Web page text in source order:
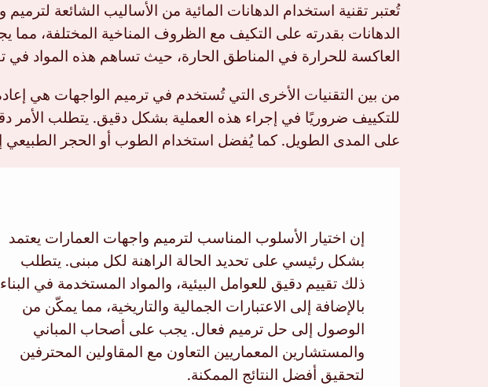
تُعتبر تقنية استخدام الدهانات المائية من الأساليب الشائعة
الدهانات بقدرته على التكيف مع الظروف المناخية المختلفة، مما
العاكسة للحرارة في المناطق الحارة، حيث تساهم هذه المواد في
من بين التقنيات الأخرى التي تُستخدم في ترميم الواجهات هي
للتكييف ضروريًا في إجراء هذه العملية بشكل دقيق. يتطلب الأمر
على المدى الطويل. كما يُفضل استخدام الطوب أو الحجر الطبيعي
إن اختيار الأسلوب المناسب لترميم واجهات العمارات يعتمد
بشكل رئيسي على تحديد الحالة الراهنة لكل مبنى. يتطلب
ذلك تقييم دقيق للعوامل البيئية، والمواد المستخدمة في
بالإضافة إلى الاعتبارات الجمالية والتاريخية، مما يمكّن من
الوصول إلى حل ترميم فعال. يجب على أصحاب المباني
والمستشارين المعماريين التعاون مع المقاولين المحترفين
لتحقيق أفضل النتائج الممكنة.